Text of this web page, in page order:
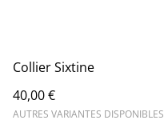
Collier Sixtine
40,00 €
AUTRES VARIANTES DISPONIBLES